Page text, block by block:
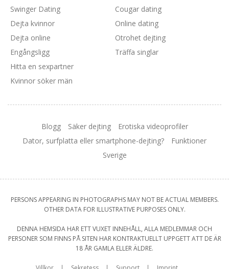
Swinger Dating
Cougar dating
Dejta kvinnor
Dejta online
Engångsligg
Hitta en sexpartner
Kvinnor söker män
Online dating
Otrohet dejting
Träffa singlar
Blogg Säker dejting
Erotiska videoprofiler
Dator, surfplatta eller smartphone-dejting?
Funktioner
Sverige
PERSONS APPEARING IN PHOTOGRAPHS MAY NOT BE ACTUAL MEMBERS.
OTHER DATA FOR ILLUSTRATIVE PURPOSES ONLY.
DENNA HEMSIDA HAR ETT VUXET INNEHÅLL, ALLA MEDLEMMAR OCH
PERSONER SOM FINNS PÅ SITEN HAR KONTRAKTUELLT UPPGETT ATT DE ÄR
18 ÅR GAMLA ELLER ÄLDRE.